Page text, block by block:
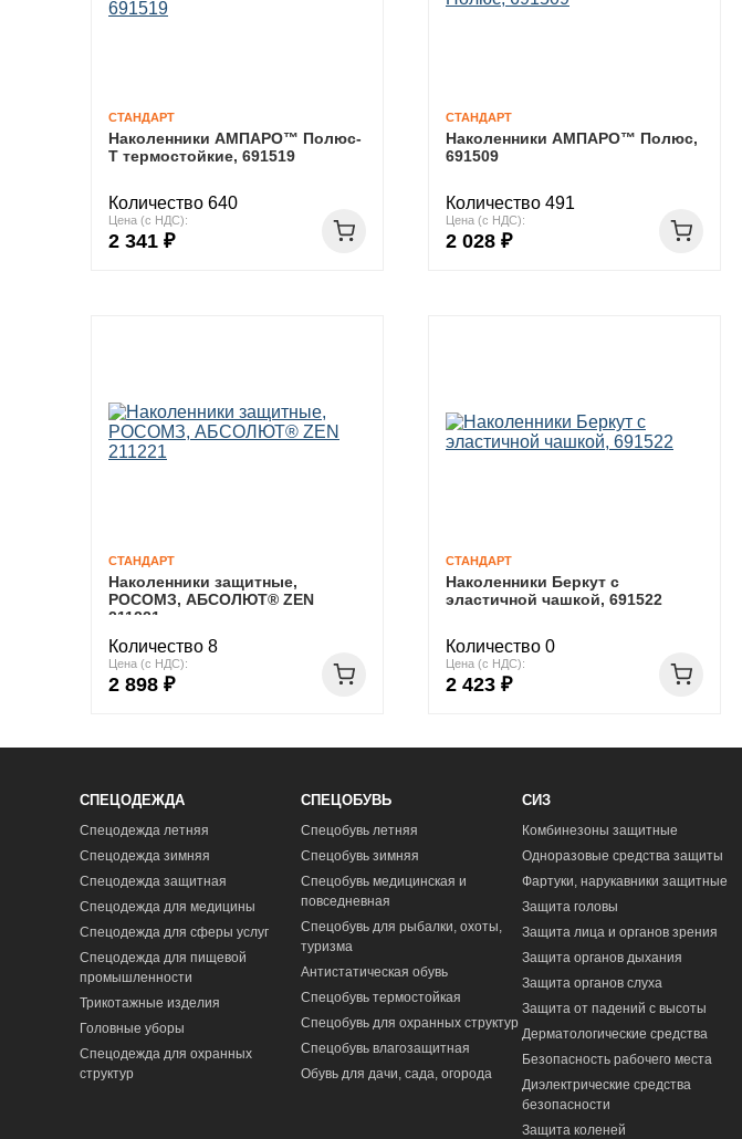
СТАНДАРТ
Наколенники АМПАРО™ Полюс-
Т термостойкие, 691519
Количество 640
Цена (с НДС):
2 341 ₽
СТАНДАРТ
Наколенники АМПАРО™ Полюс,
691509
Количество 491
Цена (с НДС):
2 028 ₽
СТАНДАРТ
Наколенники защитные,
РОСОМЗ, АБСОЛЮТ® ZEN
211221
Количество 8
Цена (с НДС):
2 898 ₽
СТАНДАРТ
Наколенники Беркут с
эластичной чашкой, 691522
Количество 0
Цена (с НДС):
2 423 ₽
СПЕЦОДЕЖДА
Спецодежда летняя
Спецодежда зимняя
Спецодежда защитная
Спецодежда для медицины
Спецодежда для сферы услуг
Спецодежда для пищевой
промышленности
Трикотажные изделия
Головные уборы
Спецодежда для охранных
структур
СПЕЦОБУВЬ
Спецобувь летняя
Спецобувь зимняя
Спецобувь медицинская и
повседневная
Спецобувь для рыбалки, охоты,
туризма
Антистатическая обувь
Спецобувь термостойкая
Спецобувь для охранных структур
Спецобувь влагозащитная
Обувь для дачи, сада, огорода
СИЗ
Комбинезоны защитные
Одноразовые средства защиты
Фартуки, нарукавники защитные
Защита головы
Защита лица и органов зрения
Защита органов дыхания
Защита органов слуха
Защита от падений с высоты
Дерматологические средства
Безопасность рабочего места
Диэлектрические средства
безопасности
Защита коленей